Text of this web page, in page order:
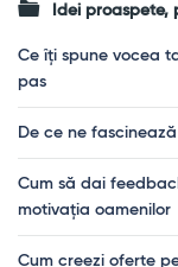
Idei proaspete,
Ce îți spune vocea
pas
De ce ne
Cum să dai
motivația oamenilor
Cum creezi oferte